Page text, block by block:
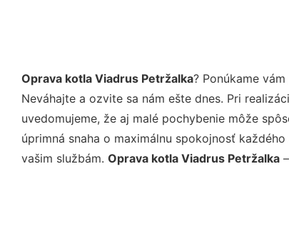
Oprava kotla Viadrus Petržalka? Ponúkame
Neváhajte a ozvite sa nám ešte dnes. Pri
uvedomujeme, že aj malé pochybenie môže
úprimná snaha o maximálnu spokojnosť
vašim službám. Oprava kotla Viadrus Petržalka